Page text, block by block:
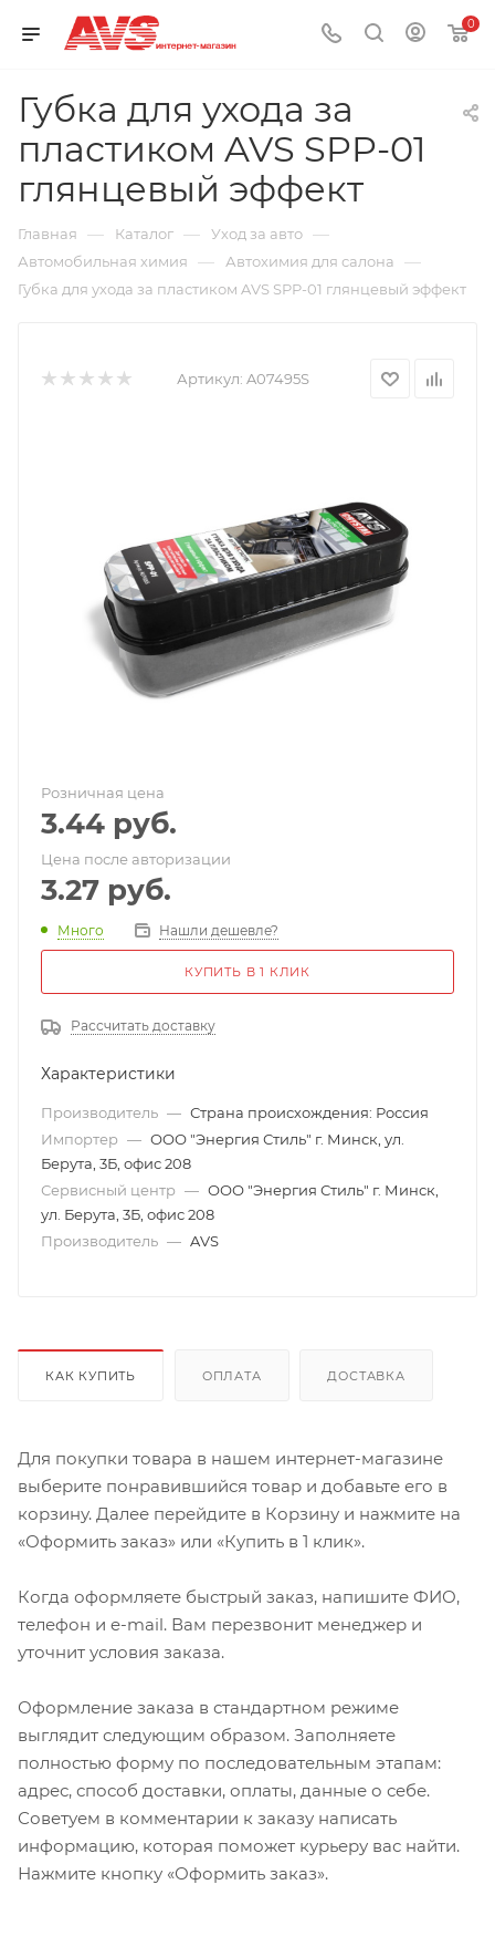
0
Губка для ухода за
пластиком AVS SPP-01
глянцевый эффект
Главная — Каталог — Уход за авто —
Автомобильная химия — Автохимия для салона —
Губка для ухода за пластиком AVS SPP-01 глянцевый эффект
Артикул: A07495S
Розничная цена
3.44 руб.
Цена после авторизации
3.27 руб.
Много Нашли дешевле?
КУПИТЬ В 1 КЛИК
Рассчитать доставку
Характеристики
Производитель — Страна происхождения: Россия
Импортер — ООО "Энергия Стиль" г. Минск, ул.
Берута, 3Б, офис 208
Сервисный центр — ООО "Энергия Стиль" г. Минск,
ул. Берута, 3Б, офис 208
Производитель — AVS
КАК КУПИТЬ ОПЛАТА ДОСТАВКА
Для покупки товара в нашем интернет-магазине
выберите понравившийся товар и добавьте его в
корзину. Далее перейдите в Корзину и нажмите на
«Оформить заказ» или «Купить в 1 клик».
Когда оформляете быстрый заказ, напишите ФИО,
телефон и e-mail. Вам перезвонит менеджер и
уточнит условия заказа.
Оформление заказа в стандартном режиме
выглядит следующим образом. Заполняете
полностью форму по последовательным этапам:
адрес, способ доставки, оплаты, данные о себе.
Советуем в комментарии к заказу написать
информацию, которая поможет курьеру вас найти.
Нажмите кнопку «Оформить заказ».